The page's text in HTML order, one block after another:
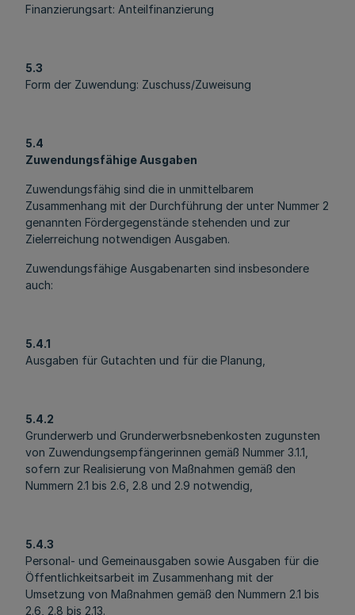
Finanzierungsart: Anteilfinanzierung
5.3
Form der Zuwendung: Zuschuss/Zuweisung
5.4
Zuwendungsfähige Ausgaben
Zuwendungsfähig sind die in unmittelbarem
Zusammenhang mit der Durchführung der unter Nummer 2
genannten Fördergegenstände stehenden und zur
Zielerreichung notwendigen Ausgaben.
Zuwendungsfähige Ausgabenarten sind insbesondere
auch:
5.4.1
Ausgaben für Gutachten und für die Planung,
5.4.2
Grunderwerb und Grunderwerbsnebenkosten zugunsten
von Zuwendungsempfängerinnen gemäß Nummer 3.1.1,
sofern zur Realisierung von Maßnahmen gemäß den
Nummern 2.1 bis 2.6, 2.8 und 2.9 notwendig,
5.4.3
Personal- und Gemeinausgaben sowie Ausgaben für die
Öffentlichkeitsarbeit im Zusammenhang mit der
Umsetzung von Maßnahmen gemäß den Nummern 2.1 bis
2.6, 2.8 bis 2.13.